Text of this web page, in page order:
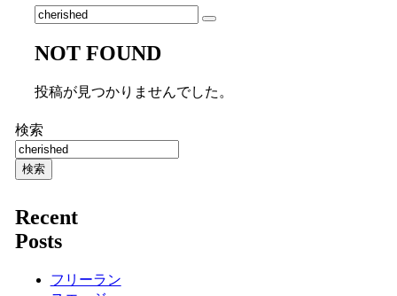
NOT FOUND
投稿が見つかりませんでした。
検索
検索
Recent
Posts
フリーラン